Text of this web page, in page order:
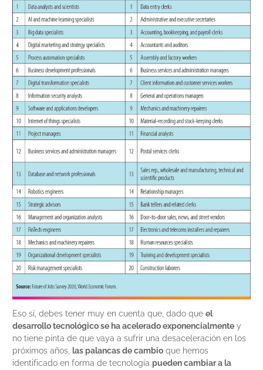
Eso sí, debes tener muy en cuenta que, dado que el
desarrollo tecnológico se ha acelerado exponencialmente y
no tiene pinta de que vaya a sufrir una desaceleración en los
próximos años, las palancas de cambio que hemos
identificado en forma de tecnología pueden cambiar a la